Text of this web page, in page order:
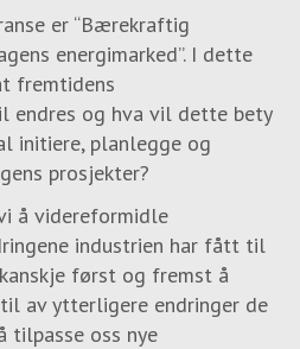
er “Bærekraftig
energimarked”. I dette
fremtidens
endres og hva vil dette bety
initiere, planlegge og
prosjekter?
å videreformidle
industrien har fått til
først og fremst å
av ytterligere endringer de
tilpasse oss nye